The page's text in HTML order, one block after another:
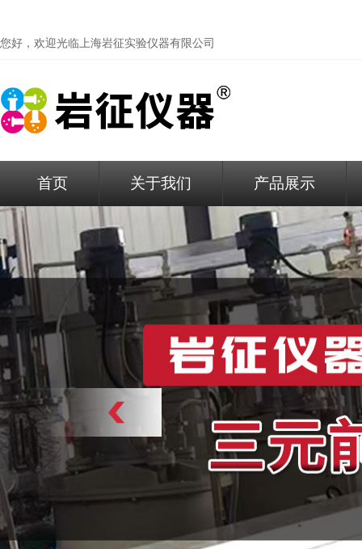
您好，欢迎光临上海岩征实验仪器有限公司
首页 关于我们 产品展示